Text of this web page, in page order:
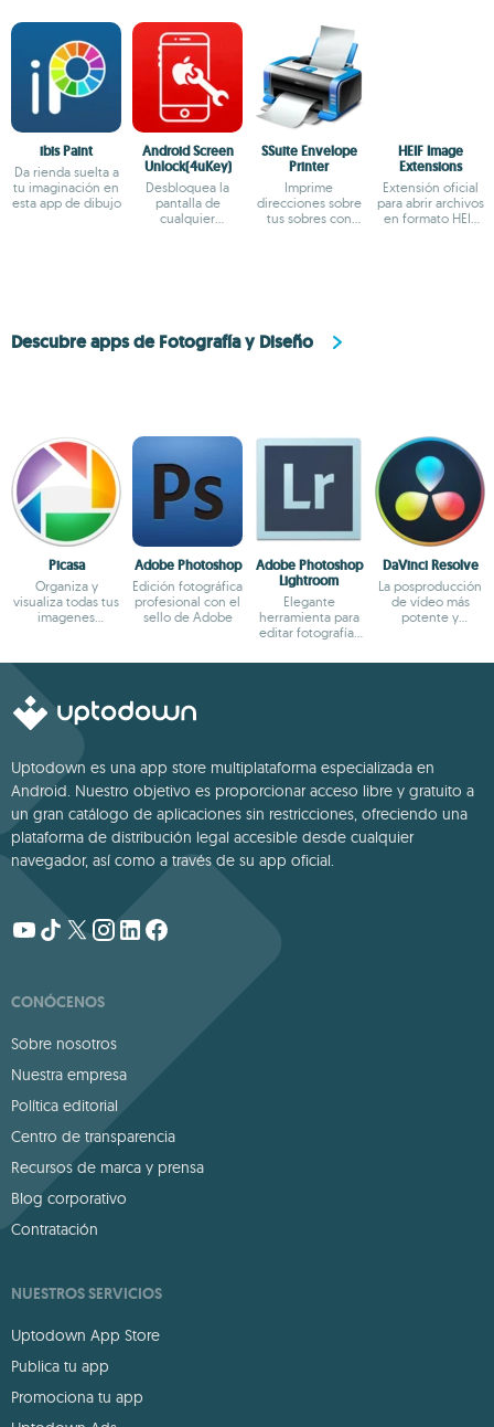
ibis Paint
Da rienda suelta a
tu imaginación en
esta app de dibujo
Android Screen
Unlock(4uKey)
Desbloquea la
pantalla de
cualquier
SSuite Envelope
Printer
Imprime
direcciones sobre
tus sobres con
HEIF Image
Extensions
Extensión oficial
para abrir archivos
en formato HEIF
Descubre apps de Fotografía y Diseño
Picasa
Organiza y
visualiza todas tus
imagenes
Adobe Photoshop
Edición fotográfica
profesional con el
sello de Adobe
Adobe Photoshop
Lightroom
Elegante
herramienta para
editar fotografías
DaVinci Resolve
La posproducción
de vídeo más
potente y
Uptodown es una app store multiplataforma especializada en
Android. Nuestro objetivo es proporcionar acceso libre y gratuito a
un gran catálogo de aplicaciones sin restricciones, ofreciendo una
plataforma de distribución legal accesible desde cualquier
navegador, así como a través de su app oficial.
CONÓCENOS
Sobre nosotros
Nuestra empresa
Política editorial
Centro de transparencia
Recursos de marca y prensa
Blog corporativo
Contratación
NUESTROS SERVICIOS
Uptodown App Store
Publica tu app
Promociona tu app